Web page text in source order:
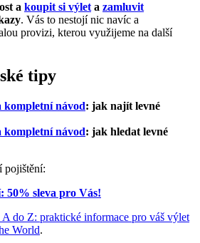
a koupit si výleta zamluvit
. Vás to nestojí nic navíc a
provizi, kterou využijeme na další
tipy
kompletnínávod: jak najít levné
kompletnínávod: jak hledat levné
pojištění:
50% sleva pro Vás!
A do Z: praktické informace pro váš výlet
World.